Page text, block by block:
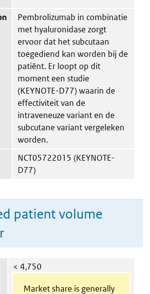
Pembrolizumab in combinatie
met hyaluronidase zorgt
ervoor dat het subcutaan
toegediend kan worden bij de
patiënt. Er loopt op dit
moment een studie
(KEYNOTE-D77) waarin de
effectiviteit van de
intraveneuze variant en de
subcutane variant vergeleken
worden.
NCT05722015 (KEYNOTE-
D77)
patient volume
< 4,750
Market share is generally